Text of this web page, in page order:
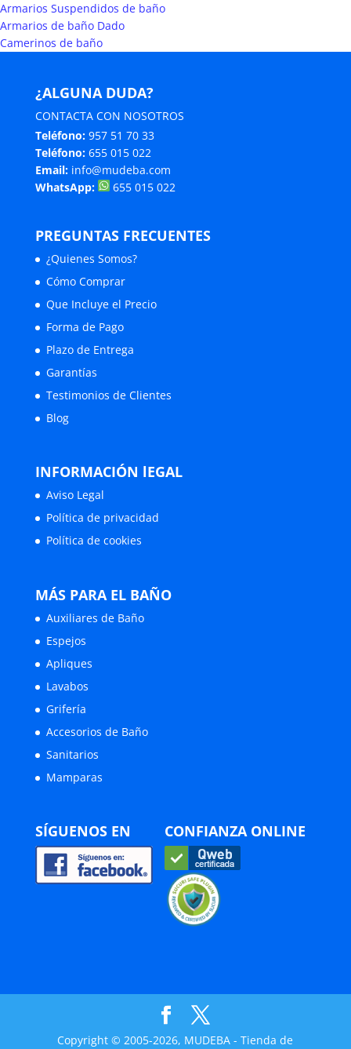
Armarios Suspendidos de baño
Armarios de baño Dado
Camerinos de baño
¿ALGUNA DUDA?
CONTACTA CON NOSOTROS
Teléfono: 957 51 70 33
Teléfono: 655 015 022
Email: info@mudeba.com
WhatsApp:
655 015 022
PREGUNTAS FRECUENTES
¿Quienes Somos?
Cómo Comprar
Que Incluye el Precio
Forma de Pago
Plazo de Entrega
Garantías
Testimonios de Clientes
Blog
INFORMACIÓN lEGAL
Aviso Legal
Política de privacidad
Política de cookies
MÁS PARA EL BAÑO
Auxiliares de Baño
Espejos
Apliques
Lavabos
Grifería
Accesorios de Baño
Sanitarios
Mamparas
SÍGUENOS EN CONFIANZA ONLINE
Copyright © 2005-2026, MUDEBA - Tienda de